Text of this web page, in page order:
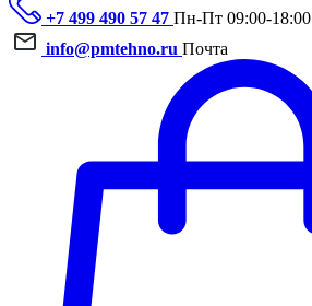
+7 499 490 57 47 Пн-Пт 09:00-
info@pmtehno.ru Почта